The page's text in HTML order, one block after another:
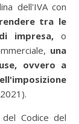
dell'IVA con
tra le
impresa, o
una
ovvero a
Codice del